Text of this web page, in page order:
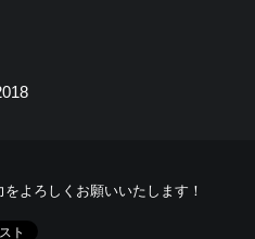
よろしくお願いいたします！